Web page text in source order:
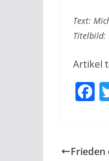
Text:
Titelbild:
Artikel
F
b
Frieden